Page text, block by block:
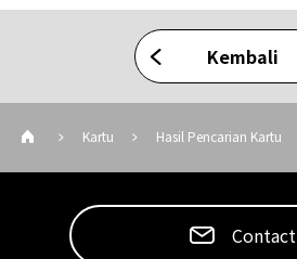
Kembali
Kartu Hasil Pencarian Kartu
Contact